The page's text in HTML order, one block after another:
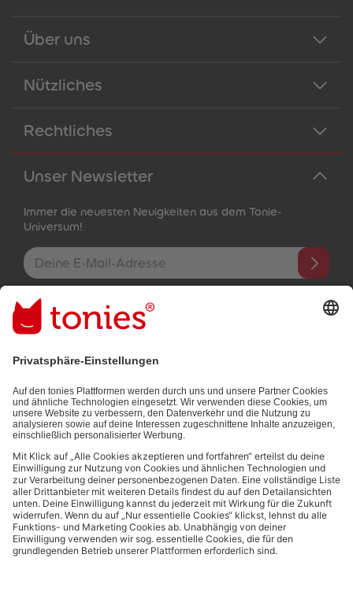
Über uns
Nützliches
Rechtliches
Unser Newsletter
Immer die neuesten Neuigkeiten aus dem Tonie-
Universum!
E-Mail-Addresse
Mit dem Absenden abonnierst du unseren E-Mail-Newsletter, der
auf den von dir bereitgestellten Informationen (z.B. Account-
informationen) und den von dir zu Werbezwecken bereitgestellten
Datenschutzbestimmungen.
Bezahlmethoden:
Links zu sozialen Netzwerken